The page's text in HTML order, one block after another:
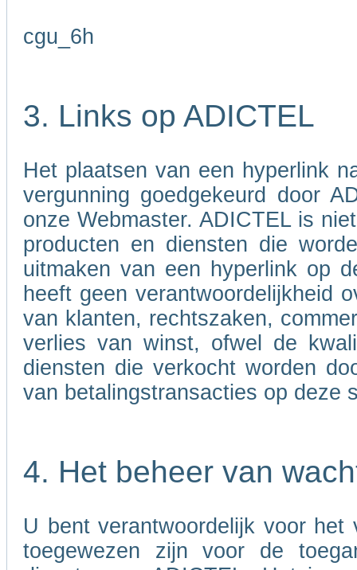
cgu_6h
3. Links op ADICTEL
Het plaatsen van een hyperlink
vergunning goedgekeurd door
onze Webmaster. ADICTEL is
producten en diensten die
uitmaken van een hyperlink op
heeft geen verantwoordelijkheid
van klanten, rechtszaken,
verlies van winst, ofwel de
diensten die verkocht worden
van betalingstransacties op deze
4. Het beheer van
U bent verantwoordelijk voor
toegewezen zijn voor de